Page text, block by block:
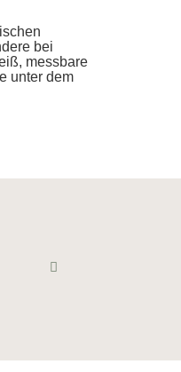
bei
messbare
unter dem